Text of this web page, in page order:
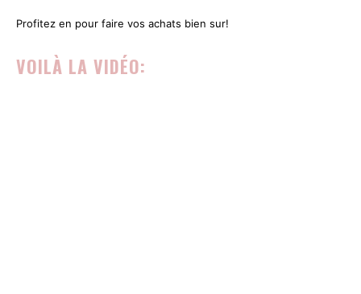
Profitez en pour faire vos achats bien sur!
VOILÀ LA VIDÉO: